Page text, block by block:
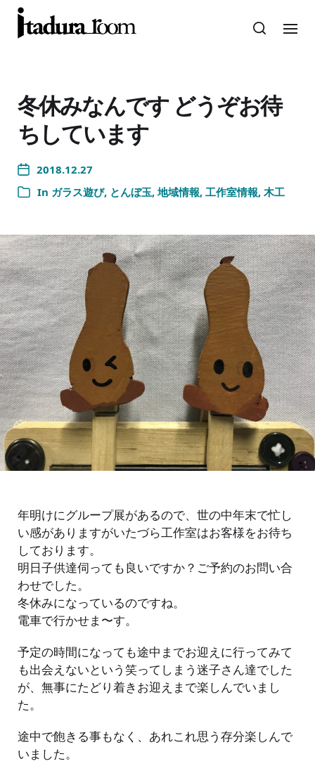
冬休みなんです どうぞお待
ちしています
2018.12.27
In ガラス遊び, とんぼ玉,地域情報, 工作室情報, 木工
年明けにグループ展があるので、世の中年末で忙し
い感がありますがいたづら工作室はお客様をお待ち
しております。
明日子供達伺っても良いですか？ご予約のお問い合
わせでした。
冬休みになっているのですね。
電車で行かせま〜す。
予定の時間になっても途中までお迎えに行ってみて
も出会えないという笑ってしまう迷子さん達でした
が、無事にたどり着きお迎えまで楽しんでいまし
た。
途中で飽きる事もなく、あれこれ思う存分楽しんで
いました。